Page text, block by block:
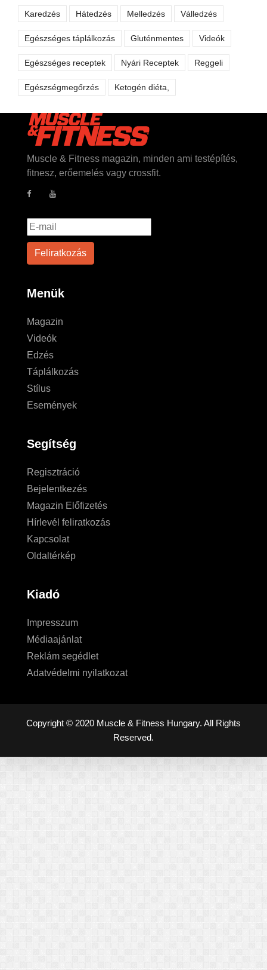
Karedzés Hátedzés Melledzés Válledzés
Egészséges táplálkozás Gluténmentes Videók
Egészséges receptek Nyári Receptek Reggeli
Egészségmegőrzés Ketogén diéta,
Muscle & Fitness magazin, minden ami testépítés,
fitnesz, erőemelés vagy crossfit.
Menük
Magazin
Videók
Edzés
Táplálkozás
Stílus
Események
Segítség
Regisztráció
Bejelentkezés
Magazin Előfizetés
Hírlevél feliratkozás
Kapcsolat
Oldaltérkép
Kiadó
Impresszum
Médiaajánlat
Reklám segédlet
Adatvédelmi nyilatkozat
Copyright © 2020 Muscle & Fitness Hungary. All Rights
Reserved.